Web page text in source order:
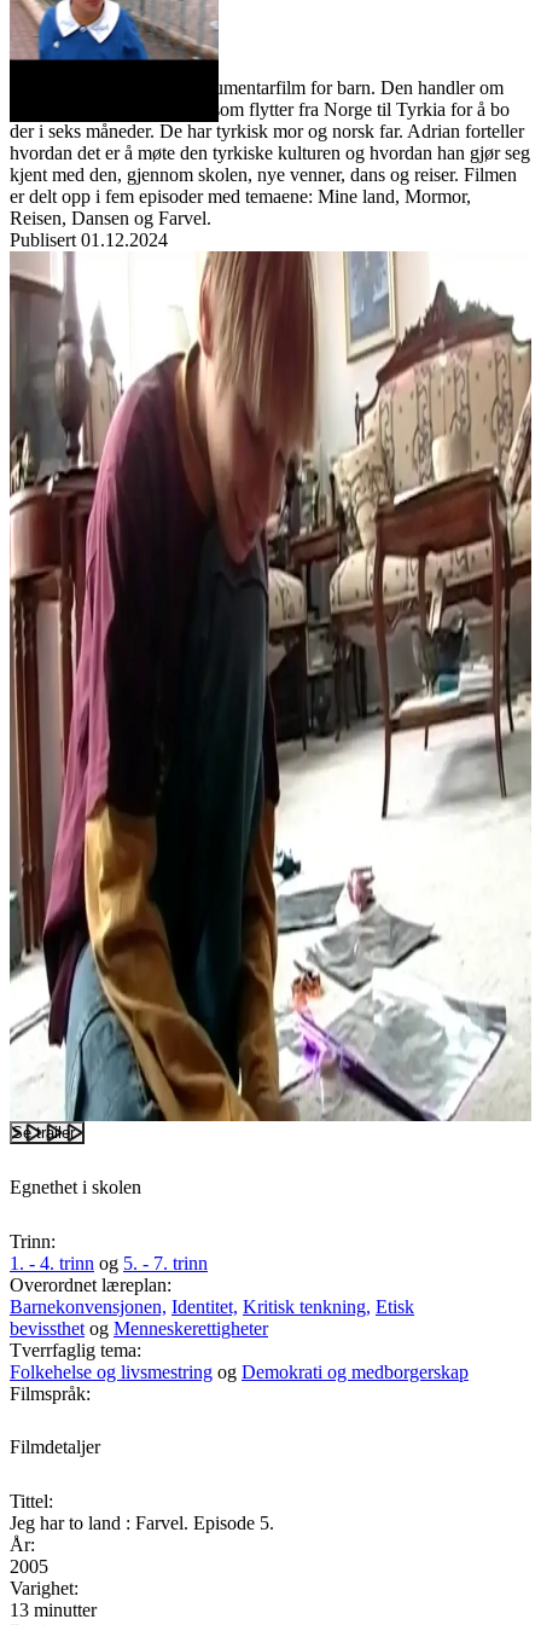
Norgesfilm AS
Lisens:
"Jeg har to land" er en dokumentarfilm for barn. Den handler om
brødrene Adrian og Julian som flytter fra Norge til Tyrkia for å bo
der i seks måneder. De har tyrkisk mor og norsk far. Adrian forteller
hvordan det er å møte den tyrkiske kulturen og hvordan han gjør seg
kjent med den, gjennom skolen, nye venner, dans og reiser. Filmen
er delt opp i fem episoder med temaene: Mine land, Mormor,
Reisen, Dansen og Farvel.
Publisert 01.12.2024
Se trailer
Egnethet i skolen
Trinn:
1. - 4. trinn og 5. - 7. trinn
Overordnet læreplan:
Barnekonvensjonen, Identitet, Kritisk tenkning, Etisk
bevissthet og Menneskerettigheter
Tverrfaglig tema:
Folkehelse og livsmestring og Demokrati og medborgerskap
Filmspråk:
Filmdetaljer
Tittel:
Jeg har to land : Farvel. Episode 5.
År:
2005
Varighet:
13 minutter